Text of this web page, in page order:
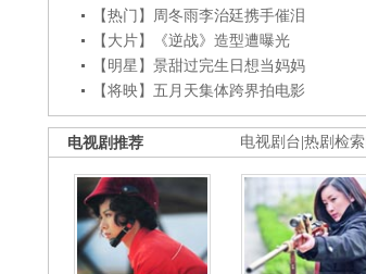
【热门】周冬雨李治廷携手催泪
【大片】《逆战》造型遭曝光
【明星】景甜过完生日想当妈妈
【将映】五月天集体跨界拍电影
电视剧台 热剧检索
电视剧推荐